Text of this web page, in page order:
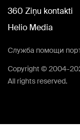
360 Ziņu kontakti
Helio Media
Служба помощи
Copyright © 2004-
All rights reserved.